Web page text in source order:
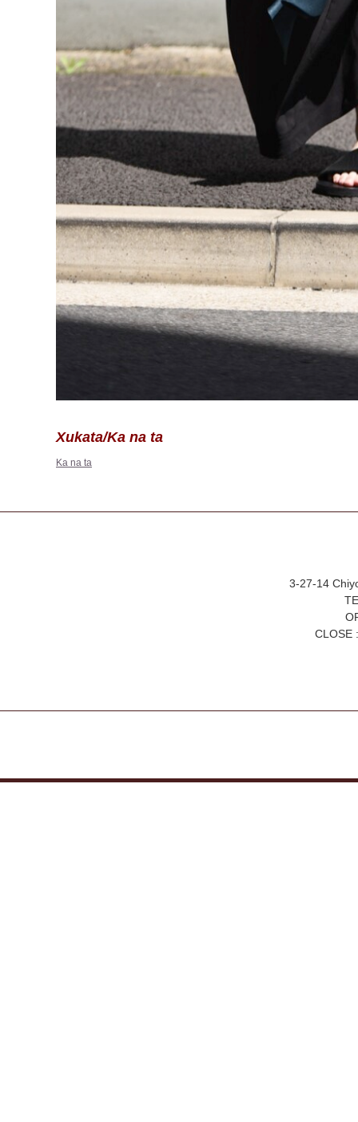
Xukata/Ka na ta
Ka na ta
3-27-14
CLOSE